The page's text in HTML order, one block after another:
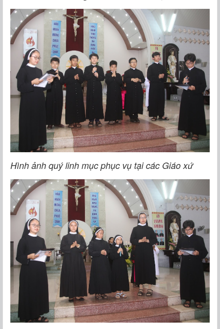
Hình ảnh quý linh mục phục vụ tại các Giáo xứ